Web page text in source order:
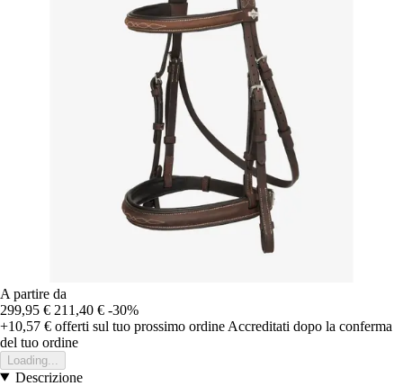
A partire da
299,95 € 211,40 € -30%
+10,57 € offerti sul tuo prossimo ordine Accreditati dopo la conferma
del tuo ordine
Loading...
Descrizione